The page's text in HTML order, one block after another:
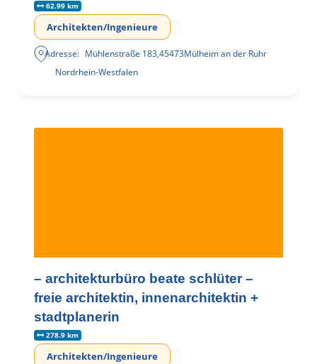
62.99 km
Architekten/Ingenieure
Adresse: Mühlenstraße 183,45473Mülheim an der Ruhr
Nordrhein-Westfalen
– architekturbüro beate schlüter –
freie architektin, innenarchitektin +
stadtplanerin
278.9 km
Architekten/Ingenieure